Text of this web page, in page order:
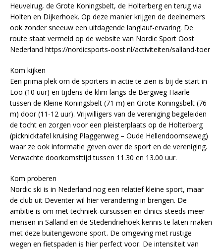
Heuvelrug, de Grote Koningsbelt, de Holterberg en terug via
Holten en Dijkerhoek. Op deze manier krijgen de deelnemers
ook zonder sneeuw een uitdagende langlauf-ervaring. De
route staat vermeld op de website van Nordic Sport Oost
Nederland https://nordicsports-oost.nl/activiteiten/salland-toer
Kom kijken
Een prima plek om de sporters in actie te zien is bij de start in
Loo (10 uur) en tijdens de klim langs de Bergweg Haarle
tussen de Kleine Koningsbelt (71 m) en Grote Koningsbelt (76
m) door (11-12 uur). Vrijwilligers van de vereniging begeleiden
de tocht en zorgen voor een pleisterplaats op de Holterberg
(picknicktafel kruising Plaggenweg – Oude Hellendoornseweg)
waar ze ook informatie geven over de sport en de vereniging.
Verwachte doorkomsttijd tussen 11.30 en 13.00 uur.
Kom proberen
Nordic ski is in Nederland nog een relatief kleine sport, maar
de club uit Deventer wil hier verandering in brengen. De
ambitie is om met techniek-cursussen en clinics steeds meer
mensen in Salland en de Stedendriehoek kennis te laten maken
met deze buitengewone sport. De omgeving met rustige
wegen en fietspaden is hier perfect voor. De intensiteit van